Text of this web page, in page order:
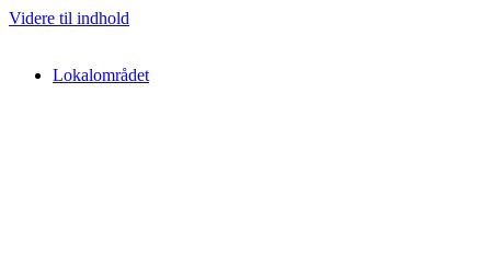
Videre til indhold
Lokalområdet